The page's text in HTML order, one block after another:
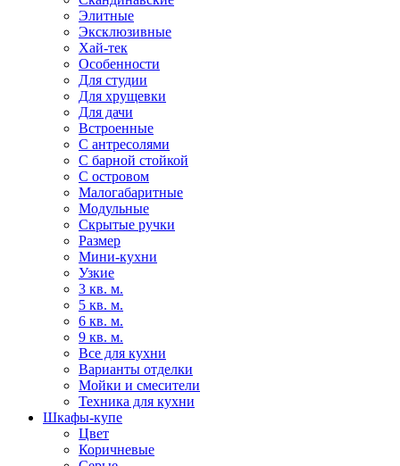
Элитные
Эксклюзивные
Хай-тек
Особенности
Для студии
Для хрущевки
Для дачи
Встроенные
С антресолями
С барной стойкой
С островом
Малогабаритные
Модульные
Скрытые ручки
Размер
Мини-кухни
Узкие
3 кв. м.
5 кв. м.
6 кв. м.
9 кв. м.
Все для кухни
Варианты отделки
Мойки и смесители
Техника для кухни
Шкафы-купе
Цвет
Коричневые